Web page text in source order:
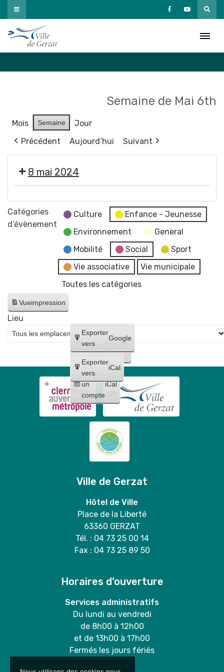
Passer
au
contenu
Semaine de Mai 6th
Mois Semaine
Jour
Précédent
Aujourd’hui Suivant
8 mai 2024
Cérémonie
commémorative
1945
Place
Pommerol
Catégories
d’évènement
Culture
Enfance - Jeunesse
Environnement
General
Mobilité
Social
Sport
Vie associative
Vie municipale
Toutes les catégories
Vueimpression
Créer
un
compte
Google
Créer
un
compte
iCal
Exporter
vers
Google
Exporter
vers
iCal
Lieu
Ville de Gerzat
Hôtel de Ville
Place de la Liberté
63360 GERZAT
Tél. : 04 73 25 00 14
Fax : 04 73 25 89 50
Horaires d’ouverture
Services administratifs
Du lundi au vendredi
de 8h00 à 12h00
et de 13h00 à 17h00
Fermés les jours fériés